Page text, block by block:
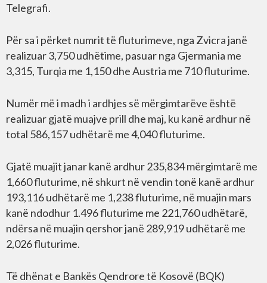
Telegrafi.
Për sa i përket numrit të fluturimeve, nga Zvicra janë
realizuar 3,750 udhëtime, pasuar nga Gjermania me
3,315, Turqia me 1,150 dhe Austria me 710 fluturime.
Numër më i madh i ardhjes së mërgimtarëve është
realizuar gjatë muajve prill dhe maj, ku kanë ardhur në
total 586,157 udhëtarë me 4,040 fluturime.
Gjatë muajit janar kanë ardhur 235,834 mërgimtarë me
1,660 fluturime, në shkurt në vendin tonë kanë ardhur
193,116 udhëtarë me 1,238 fluturime, në muajin mars
kanë ndodhur 1.496 fluturime me 221,760 udhëtarë,
ndërsa në muajin qershor janë 289,919 udhëtarë me
2,026 fluturime.
Të dhënat e Bankës Qendrore të Kosovë (BQK)